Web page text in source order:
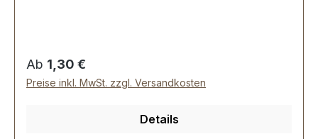
mm, Drahtstärke: 3,4 mm. Lieferumfang: 1 Stück
D-Ring, EXTRA STARK
Regulärer Preis:
Ab 1,30 €
Preise inkl. MwSt. zzgl. Versandkosten
Details